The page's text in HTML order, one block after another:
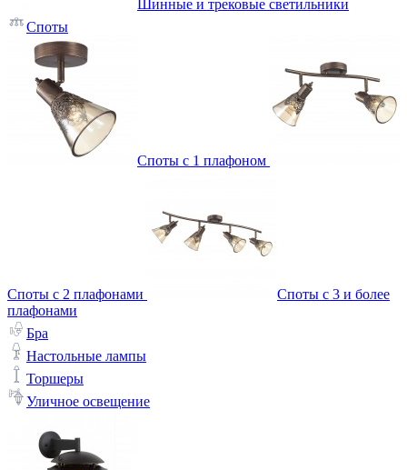
Шинные и трековые светильники
Споты
Споты с 1 плафоном
Споты с 2 плафонами
Споты с 3 и более
плафонами
Бра
Настольные лампы
Торшеры
Уличное освещение